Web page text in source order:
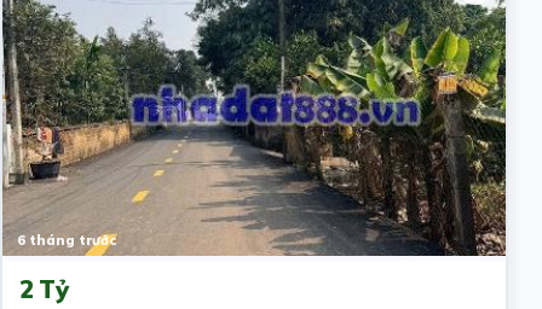
6 tháng trước
2 Tỷ